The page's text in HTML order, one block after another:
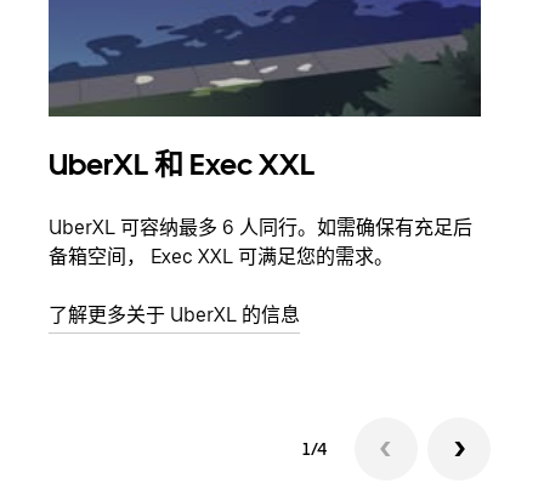
UberXL 和 Exec XXL
UberXL 可容纳最多 6 人同行。如需确保有充足后
备箱空间， Exec XXL 可满足您的需求。
了解更多关于 UberXL 的信息
1/4